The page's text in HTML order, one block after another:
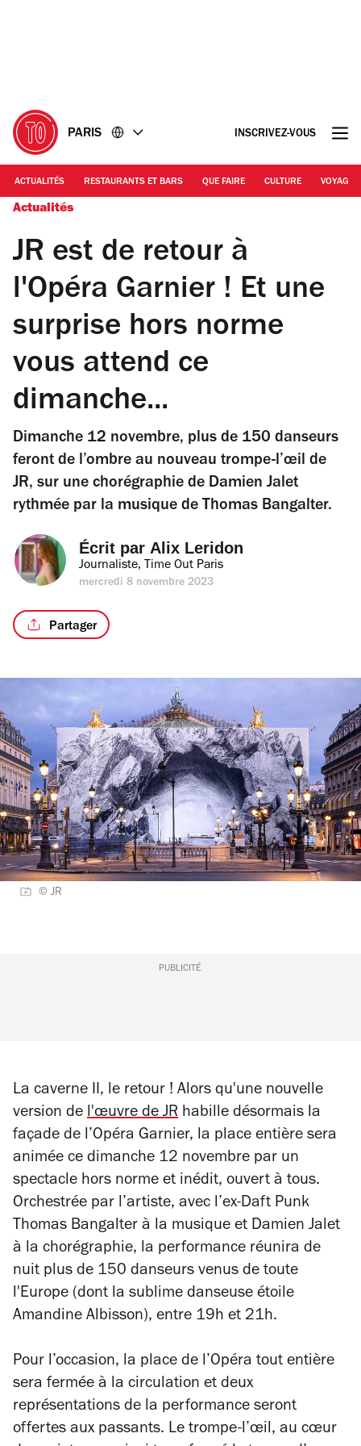
PARIS INSCRIVEZ-VOUS
ACTUALITÉS RESTAURANTS ET BARS QUE FAIRE CULTURE VOYAGE
Actualités
JR est de retour à
l'Opéra Garnier ! Et une
surprise hors norme
vous attend ce
dimanche...
Dimanche 12 novembre, plus de 150 danseurs
feront de l’ombre au nouveau trompe-l’œil de
JR, sur une chorégraphie de Damien Jalet
rythmée par la musique de Thomas Bangalter.
Écrit par Alix Leridon
Journaliste, Time Out Paris
mercredi 8 novembre 2023
Partager
© JR
PUBLICITÉ
La caverne II, le retour ! Alors qu'une nouvelle
version de l'œuvre de JR habille désormais la
façade de l’Opéra Garnier, la place entière sera
animée ce dimanche 12 novembre par un
spectacle hors norme et inédit, ouvert à tous.
Orchestrée par l’artiste, avec l’ex-Daft Punk
Thomas Bangalter à la musique et Damien Jalet
à la chorégraphie, la performance réunira de
nuit plus de 150 danseurs venus de toute
l'Europe (dont la sublime danseuse étoile
Amandine Albisson), entre 19h et 21h.
Pour l’occasion, la place de l’Opéra tout entière
sera fermée à la circulation et deux
représentations de la performance seront
offertes aux passants. Le trompe-l’œil, au cœur